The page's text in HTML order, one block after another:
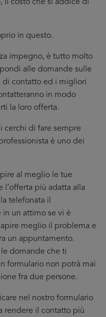
il costo che si addice di
in questo.
impegno, è tutto molto
alle domande sulle
di contatto ed i migliori
in modo
la loro offerta.
cerchi di fare sempre
è uno dei
al meglio le tue
l’offerta più adatta alla
telefonata il
in un attimo se vi è
meglio il problema e
un appuntamento.
domande che ti
formulario non potrà mai
fra due persone.
nel nostro formulario
rendere il contatto più